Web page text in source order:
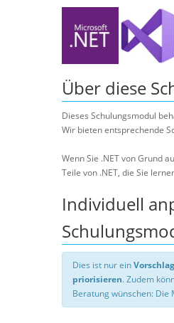
Über diese
Dieses Schulungsmodul
Wir bieten entsprechende
Wenn Sie .NET von Grund
Teile von .NET, die Sie
Individuell
Dies ist nur ein
priorisieren. Zudem
Beratung wünschen: